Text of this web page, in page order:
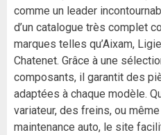
comme un leader
d’un catalogue très complet
marques telles qu’Aixam,
Chatenet. Grâce à une
composants, il garantit des
adaptées à chaque modèle.
variateur, des freins, ou
maintenance auto, le site